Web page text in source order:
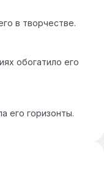
в творчестве.
обогатило его
его горизонты.